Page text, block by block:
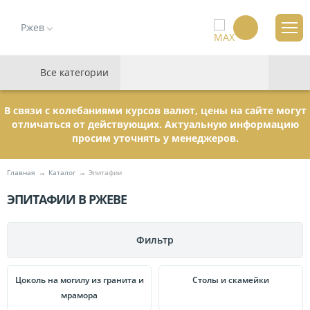
Ржев
Все категории
В связи с колебаниями курсов валют, цены на сайте могут
отличаться от действующих. Актуальную информацию
просим уточнять у менеджеров.
Главная Каталог Эпитафии
ЭПИТАФИИ В РЖЕВЕ,
Фильтр
ПАМЯТНИКИ
Гранитные
МЕМОРИАЛЬНЫЕ КОМПЛЕКСЫ
Цоколь на могилу из гранита и
мрамора
Столы и скамейки